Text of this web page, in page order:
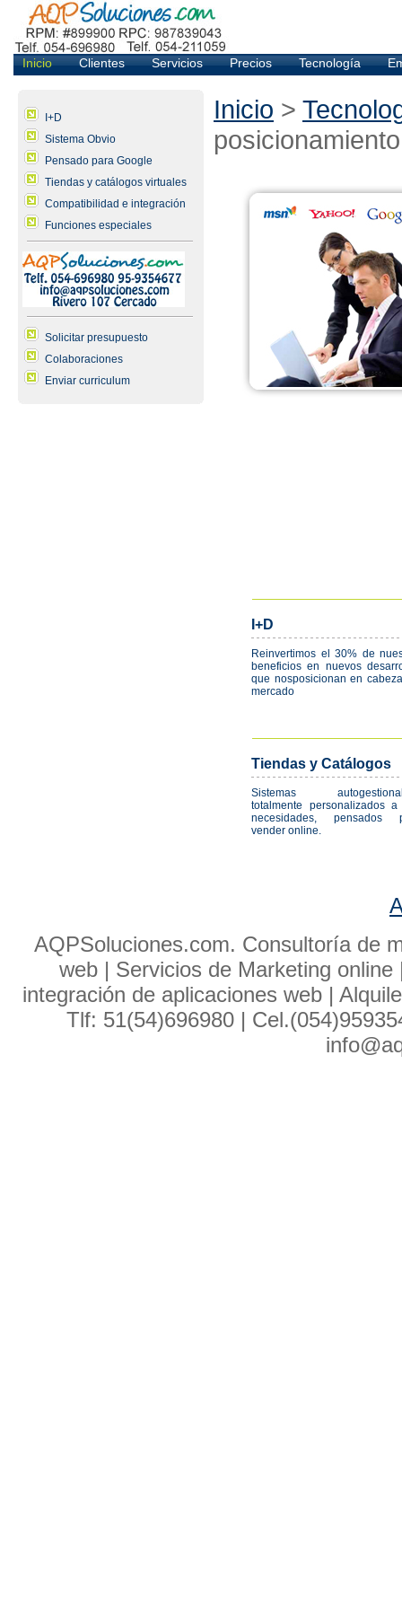
Inicio Clientes Servicios Precios Tecnología
I+D
Sistema Obvio
Pensado para Google
Tiendas y catálogos virtuales
Compatibilidad e integración
Funciones especiales
Solicitar presupuesto
Colaboraciones
Enviar curriculum
Inicio >
I+D
Reinvertimos el 30% de
beneficios en nuevos
que nosposicionan en
mercado
Tiendas y Catálogos
Sistemas
totalmente personalizados
necesidades, pensados
vender online.
AQPSoluciones.com. Consultoría de
web | Servicios de Marketing
integración de aplicaciones web |
Tlf: 51(54)696980 |